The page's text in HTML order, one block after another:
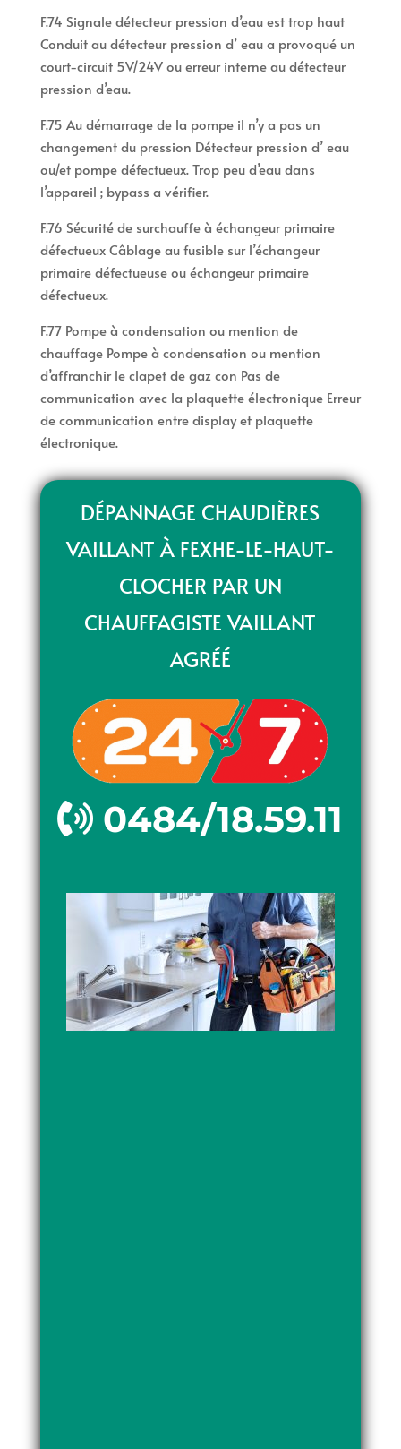
F.74 Signale détecteur pression d’eau est trop haut
Conduit au détecteur pression d’ eau a provoqué un
court-circuit 5V/24V ou erreur interne au détecteur
pression d’eau.
F.75 Au démarrage de la pompe il n’y a pas un
changement du pression Détecteur pression d’ eau
ou/et pompe défectueux. Trop peu d’eau dans
l’appareil ; bypass a vérifier.
F.76 Sécurité de surchauffe à échangeur primaire
défectueux Câblage au fusible sur l’échangeur
primaire défectueuse ou échangeur primaire
défectueux.
F.77 Pompe à condensation ou mention de
chauffage Pompe à condensation ou mention
d’affranchir le clapet de gaz con Pas de
communication avec la plaquette électronique Erreur
de communication entre display et plaquette
électronique.
DÉPANNAGE CHAUDIÈRES
VAILLANT À FEXHE-LE-HAUT-
CLOCHER PAR UN
CHAUFFAGISTE VAILLANT
AGRÉÉ
0484/18.59.11